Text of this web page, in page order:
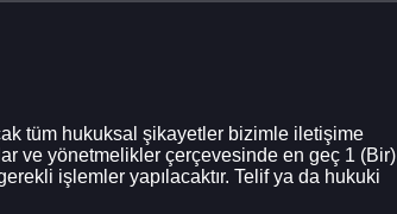
tüm hukuksal şikayetler bizimle iletişime
ve yönetmelikler çerçevesinde en geç 1 (Bir)
işlemler yapılacaktır. Telif ya da hukuki